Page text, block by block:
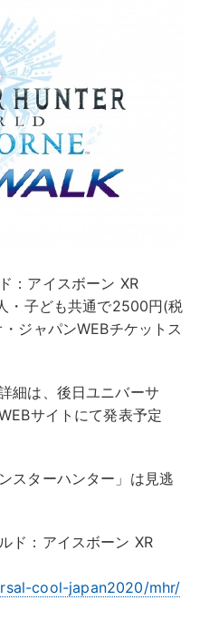
：アイスボーン XR
・子ども共通で2500円(税
ジャパンWEBチケットス
細は、後日ユニバーサ
サイトにて発表予定
スターハンター」は見逃
ド：アイスボーン XR
cool-japan2020/mhr/